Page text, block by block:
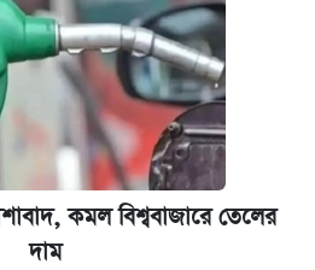
কমল বিশ্ববাজারে তেলের
দাম